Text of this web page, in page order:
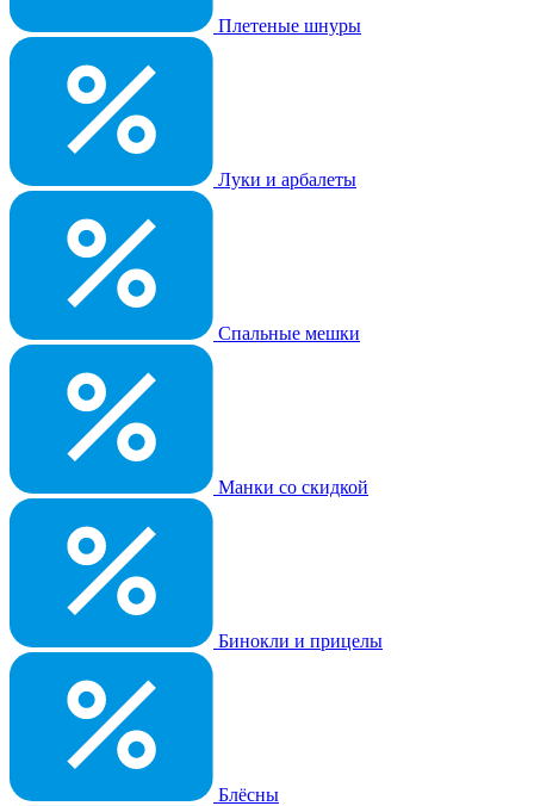
Плетеные шнуры
Луки и арбалеты
Спальные мешки
Манки со скидкой
Бинокли и прицелы
Блёсны